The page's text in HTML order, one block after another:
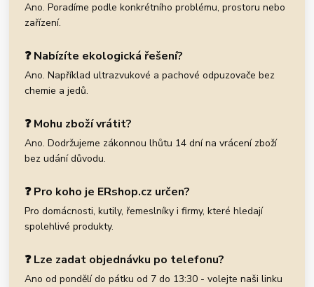
Ano. Poradíme podle konkrétního problému, prostoru nebo
zařízení.
❓ Nabízíte ekologická řešení?
Ano. Například ultrazvukové a pachové odpuzovače bez
chemie a jedů.
❓ Mohu zboží vrátit?
Ano. Dodržujeme zákonnou lhůtu 14 dní na vrácení zboží
bez udání důvodu.
❓ Pro koho je ERshop.cz určen?
Pro domácnosti, kutily, řemeslníky i firmy, které hledají
spolehlivé produkty.
❓ Lze zadat objednávku po telefonu?
Ano od pondělí do pátku od 7 do 13:30 - volejte naši linku